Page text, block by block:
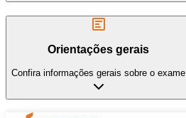
Orientações gerais
Confira informações gerais sobre o exame